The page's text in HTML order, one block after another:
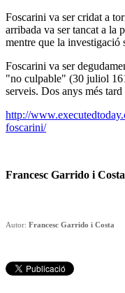
Foscarini va ser cridat a
arribada va ser tancat a la
mentre que la investigació
Foscarini va ser
"no culpable" (30 juliol
serveis. Dos anys més
http://
foscarini/
Francesc Garrido i Costa
Autor: Francesc Garrido i Costa